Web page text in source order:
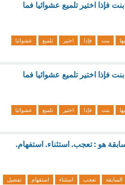
مدرسه بها ١٢٠ تلميذ وتلميذه وعدد البنات فيها ٨٠ بنت فإذا اختير تلميع عشوائيا فما
بنت فإذا اختير تلميع
عشوائيا
مدرسه بها ١٢٠ تلميذ وتلميذه وعدد البنات فيها ٨٠ بنت فإذا اختير تلميع عشوائيا فما
بنت فإذا اختير تلميع
عشوائيا
هو : تعجب. استثناء. استفهام.
السابقة تعجب استثناء استفهام تفضيل